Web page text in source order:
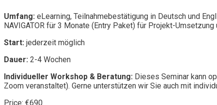
Umfang: eLearning, Teilnahmebestätigung in Deutsch und
NAVIGATOR für 3 Monate (Entry Paket) für Projekt-
Start: jederzeit möglich
Dauer: 2-4 Wochen
Individueller Workshop & Beratung: Dieses Seminar kann
Zoom veranstaltet). Gerne unterstützen wir Sie auch mit
Price: €690